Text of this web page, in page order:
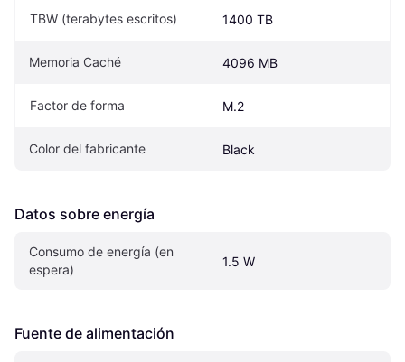
TBW (terabytes escritos) 1400 TB
Memoria Caché 4096 MB
Factor de forma M.2
Color del fabricante Black
Datos sobre energía
Consumo de energía (en
espera)
1.5 W
Fuente de alimentación